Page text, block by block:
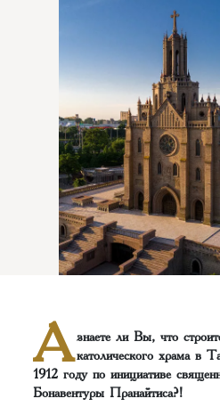
А знаете ли Вы, что
католического храма в
1912 году по инициативе
Бонавентуры Пранайтиса?!